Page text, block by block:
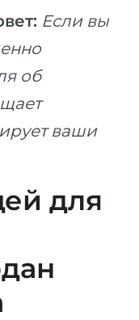
Если вы
об
ваши
для